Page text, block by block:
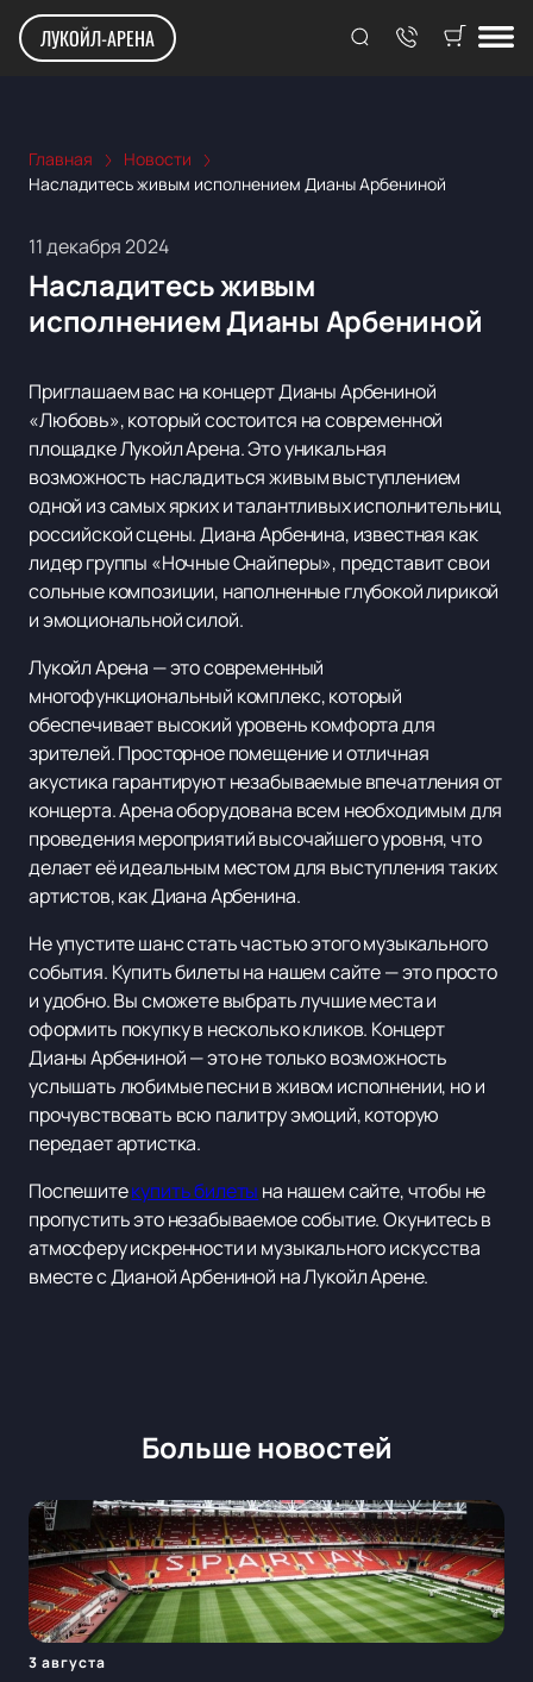
ЛУКОЙЛ-АРЕНА
Главная
Новости
Насладитесь живым исполнением Дианы Арбениной
11 декабря 2024
Насладитесь живым
исполнением Дианы Арбениной
Приглашаем вас на концерт Дианы Арбениной
«Любовь», который состоится на современной
площадке Лукойл Арена. Это уникальная
возможность насладиться живым выступлением
одной из самых ярких и талантливых исполнительниц
российской сцены. Диана Арбенина, известная как
лидер группы «Ночные Снайперы», представит свои
сольные композиции, наполненные глубокой лирикой
и эмоциональной силой.
Лукойл Арена — это современный
многофункциональный комплекс, который
обеспечивает высокий уровень комфорта для
зрителей. Просторное помещение и отличная
акустика гарантируют незабываемые впечатления от
концерта. Арена оборудована всем необходимым для
проведения мероприятий высочайшего уровня, что
делает её идеальным местом для выступления таких
артистов, как Диана Арбенина.
Не упустите шанс стать частью этого музыкального
события. Купить билеты на нашем сайте — это просто
и удобно. Вы сможете выбрать лучшие места и
оформить покупку в несколько кликов. Концерт
Дианы Арбениной — это не только возможность
услышать любимые песни в живом исполнении, но и
прочувствовать всю палитру эмоций, которую
передает артистка.
Поспешитекупить билеты на нашем сайте, чтобы не
пропустить это незабываемое событие. Окунитесь в
атмосферу искренности и музыкального искусства
вместе с Дианой Арбениной на Лукойл Арене.
Больше новостей
3 августа